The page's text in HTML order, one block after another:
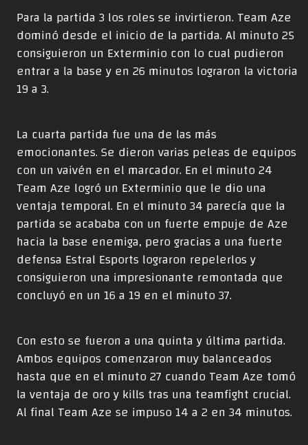
Para la partida 3 los roles se invirtieron. Team Aze
dominó desde el inicio de la partida. Al minuto 25
consiguieron un Exterminio con lo cual pudieron
entrar a la base y en 26 minutos lograron la victoria
19 a 3.
La cuarta partida fue una de las más
emocionantes. Se dieron varias peleas de equipos
con un vaivén en el marcador. En el minuto 24
Team Aze logró un Exterminio que le dio una
ventaja temporal. En el minuto 34 parecía que la
partida se acababa con un fuerte empuje de Aze
hacia la base enemiga, pero gracias a una fuerte
defensa Estral Esports lograron repelerlos y
consiguieron una impresionante remontada que
concluyó en un 16 a 19 en el minuto 37.
Con esto se fueron a una quinta y última partida.
Ambos equipos comenzaron muy balanceados
hasta que en el minuto 27 cuando Team Aze tomó
la ventaja de oro y kills tras una teamfight crucial.
Al final Team Aze se impuso 14 a 2 en 34 minutos.